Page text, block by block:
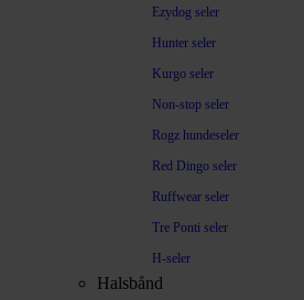
Ezydog seler
Hunter seler
Kurgo seler
Non-stop seler
Rogz hundeseler
Red Dingo seler
Ruffwear seler
Tre Ponti seler
H-seler
Halsbånd